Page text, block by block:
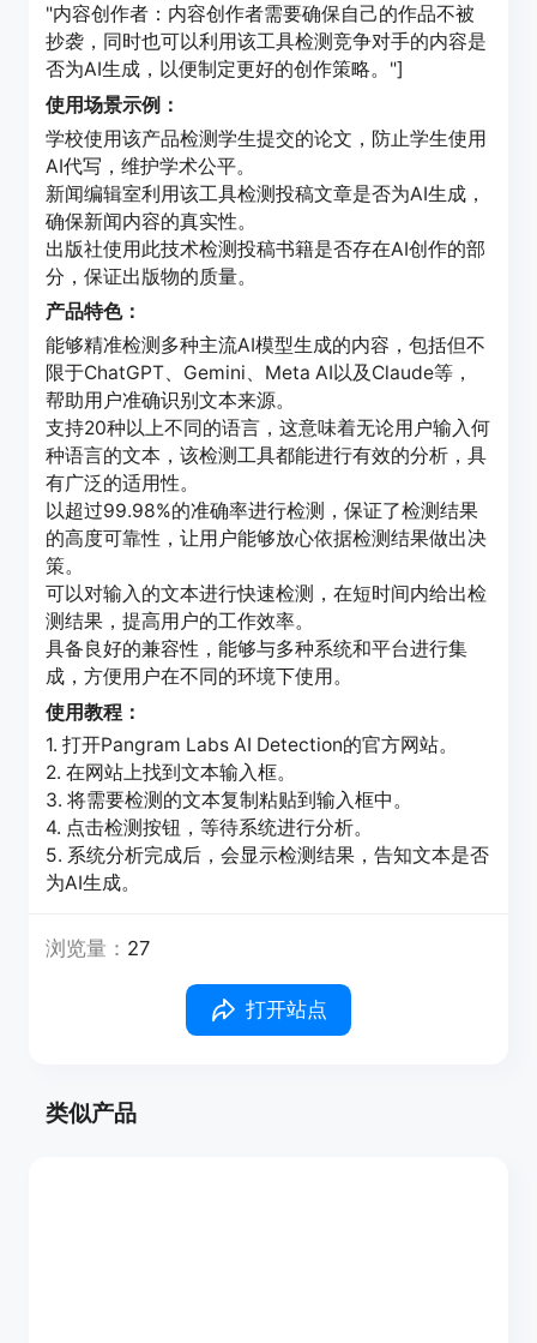
"内容创作者：内容创作者需要确保自己的作品不被
抄袭，同时也可以利用该工具检测竞争对手的内容是
否为AI生成，以便制定更好的创作策略。"]
使用场景示例：
学校使用该产品检测学生提交的论文，防止学生使用
AI代写，维护学术公平。
新闻编辑室利用该工具检测投稿文章是否为AI生成，
确保新闻内容的真实性。
出版社使用此技术检测投稿书籍是否存在AI创作的部
分，保证出版物的质量。
产品特色：
能够精准检测多种主流AI模型生成的内容，包括但不
限于ChatGPT、Gemini、Meta AI以及Claude等，
帮助用户准确识别文本来源。
支持20种以上不同的语言，这意味着无论用户输入何
种语言的文本，该检测工具都能进行有效的分析，具
有广泛的适用性。
以超过99.98%的准确率进行检测，保证了检测结果
的高度可靠性，让用户能够放心依据检测结果做出决
策。
可以对输入的文本进行快速检测，在短时间内给出检
测结果，提高用户的工作效率。
具备良好的兼容性，能够与多种系统和平台进行集
成，方便用户在不同的环境下使用。
使用教程：
1. 打开Pangram Labs AI Detection的官方网站。
2. 在网站上找到文本输入框。
3. 将需要检测的文本复制粘贴到输入框中。
4. 点击检测按钮，等待系统进行分析。
5. 系统分析完成后，会显示检测结果，告知文本是否
为AI生成。
浏览量： 27
打开站点
类似产品